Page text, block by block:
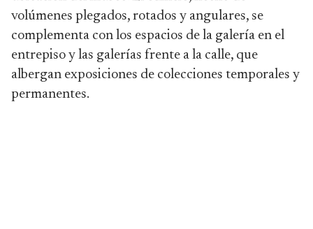
volúmenes plegados, rotados y angulares, se
complementa con los espacios de la galería en el
entrepiso y las galerías frente a la calle, que
albergan exposiciones de colecciones temporales y
permanentes.